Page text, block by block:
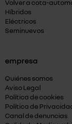
Volver a cota-
Híbridos
Eléctricos
Seminuevos
empresa
Quiénes somos
Aviso Legal
Política de cookies
Política de
Canal de denuncias